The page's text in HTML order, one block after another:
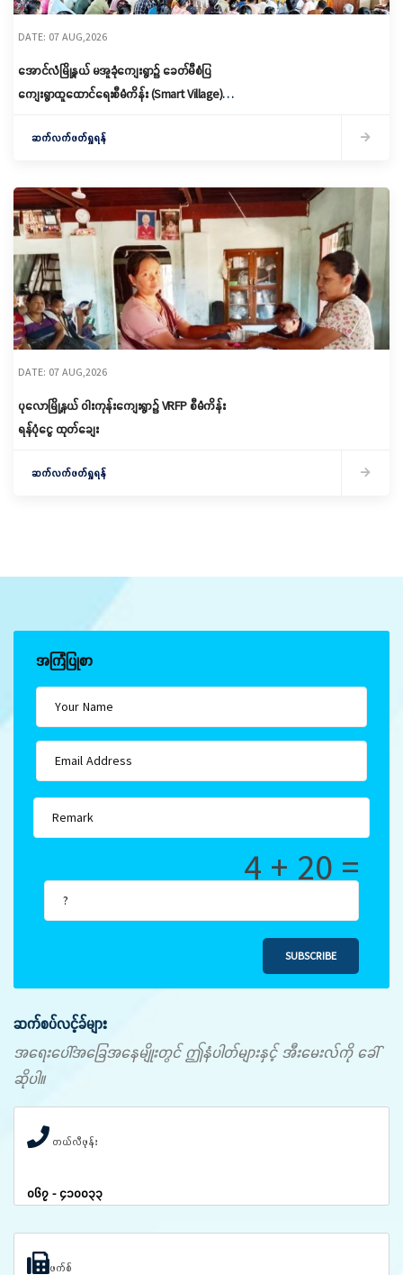
DATE: 07 AUG,2026
အောင်လံမြို့နယ် မအူခုံကျေးရွာ၌ ခေတ်မီစံပြ
ကျေးရွာထူထောင်ရေးစီမံကိန်း (Smart Village)
ဆက်လက်ဖတ်ရှုရန်
DATE: 07 AUG,2026
ပုလောမြို့နယ် ဝါးကုန်းကျေးရွာ၌ ‌VRFP စီမံကိန်း
ရန်ပုံငွေ ထုတ်ချေး
ဆက်လက်ဖတ်ရှုရန်
အကြံပြုစာ
4 + 20 =
SUBSCRIBE
ဆက်စပ်လင့်ခ်များ
အရေးပေါ်အခြေအနေမျိုးတွင် ဤနံပါတ်များနှင့် အီးမေးလ်ကို ခေါ်
ဆိုပါ။
တယ်လီဖုန်း
၀၆၇ - ၄၁၀၀၃၃
ဖက်စ်